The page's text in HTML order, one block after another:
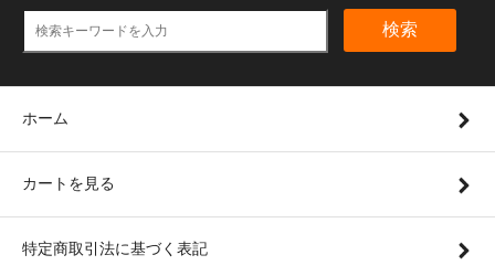
検索
ホーム
カートを見る
特定商取引法に基づく表記